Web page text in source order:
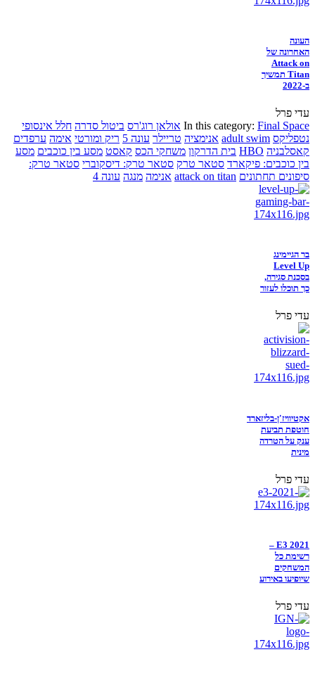
העונה
האחרונה של
Attack on
Titan תמשיך
ב-2022
עדי פרל
In this category: Final Space אולאן רוג'רס ביטול סדרה חלל אינסופי
נטפליקס adult swim אנימציה טריילר עונה 5 ריק ומורטי אימה ערפדים
קאסלבניה HBO בית הדרקון משחקי הכס קאסט מסע בין כוכבים מסע
בין כוכבים: פיקארד סטאר טרק סטאר טרק: דיסקוברי סטאר טרק:
סיפונים תחתונים attack on titan אנימה מנגה עונה 4
בר הגיימינג
Level Up
בסכנת סגירה,
כך תוכלו לעזור
עדי פרל
אקטיוויז'ן-בליזארד
חוטפת תביעת
ענק על הטרדה
מינית
עדי פרל
E3 2021 –
רשימת כל
המשחקים
שיופיעו באירוע
עדי פרל